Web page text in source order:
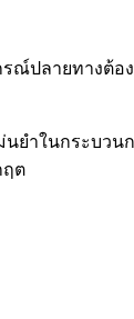
ณ์ปลายทางต้
ยำในกระบวน
ฤต